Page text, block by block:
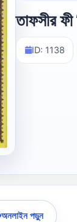
তাফসীর
ID: 1138
অনলাইন পড়ুন